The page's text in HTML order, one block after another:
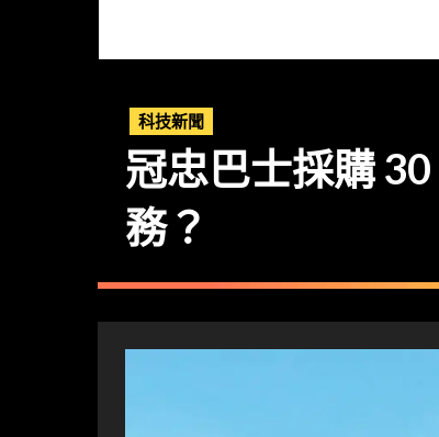
科技新聞
冠忠巴士採購
務？